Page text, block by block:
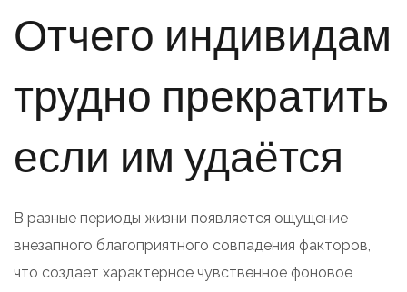
Отчего индивидам
трудно прекратить
если им удаётся
В разные периоды жизни появляется ощущение
внезапного благоприятного совпадения факторов,
что создает характерное чувственное фоновое